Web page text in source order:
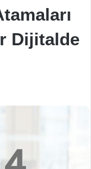
Dijitalde